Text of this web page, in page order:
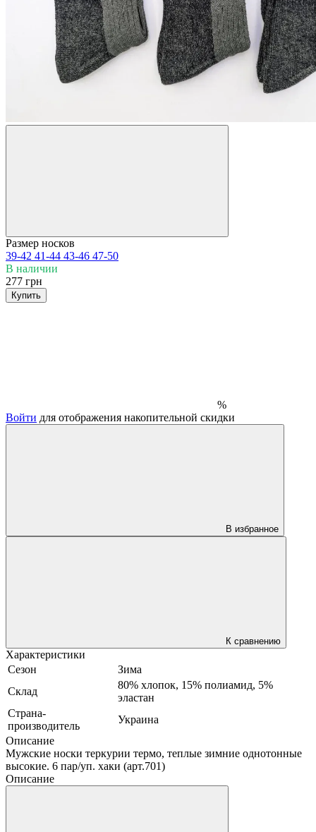
Размер носков
39-42 41-44 43-46 47-50
В наличии
277 грн
Купить
%
Войти для отображения накопительной скидки
В избранное
К сравнению
Характеристики
Сезон
Зима
Склад
80% хлопок, 15% полиамид, 5%
эластан
Страна-
производитель
Украина
Описание
Мужские носки теркурии термо, теплые зимние однотонные
высокие. 6 пар/уп. хаки (арт.701)
Описание